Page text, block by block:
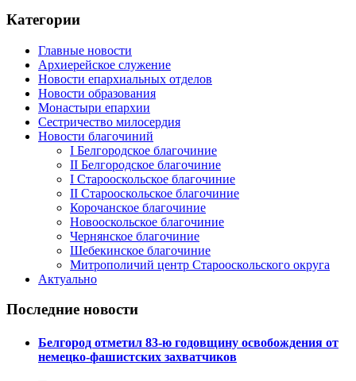
Категории
Главные новости
Архиерейское служение
Новости епархиальных отделов
Новости образования
Монастыри епархии
Сестричество милосердия
Новости благочиний
I Белгородское благочиние
II Белгородское благочиние
I Старооскольское благочиние
II Старооскольское благочиние
Корочанское благочиние
Новооскольское благочиние
Чернянское благочиние
Шебекинское благочиние
Митрополичий центр Старооскольского округа
Актуально
Последние новости
Белгород отметил 83-ю годовщину освобождения от
немецко-фашистских захватчиков